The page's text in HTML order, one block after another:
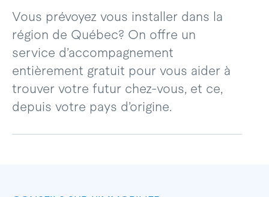
Vous prévoyez vous installer dans la
région de Québec? On offre un
service d’accompagnement
entièrement gratuit pour vous aider à
trouver votre futur chez-vous, et ce,
depuis votre pays d’origine.